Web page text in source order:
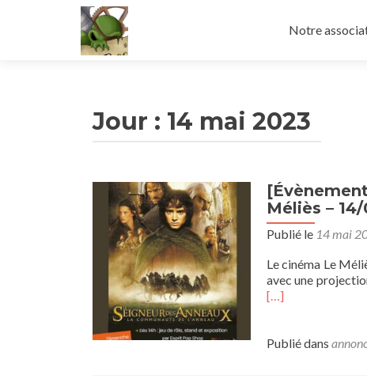
au
Notre
Jour : 14 mai 2023
Méliès –
Publié le 14 mai
Le cinéma Le
avec une
[…]
Publié dans